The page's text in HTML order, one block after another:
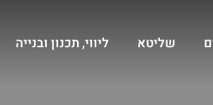
שליטא ליווי, תכנון ובנייה